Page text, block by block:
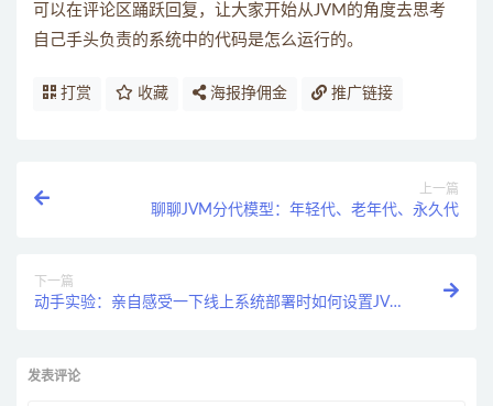
可以在评论区踊跃回复，让大家开始从JVM的角度去思考
自己手头负责的系统中的代码是怎么运行的。
打赏 收藏 海报挣佣金 推广链接
上一篇
聊聊JVM分代模型：年轻代、老年代、永久代
下一篇
动手实验：亲自感受一下线上系统部署时如何设置JVM
发表评论